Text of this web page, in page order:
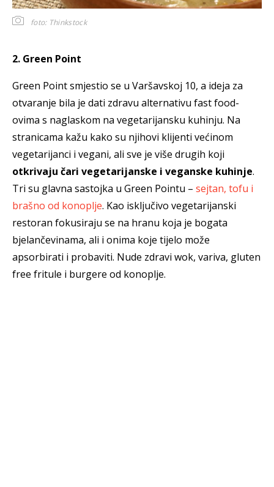
foto: Thinkstock
2. Green Point
Green Point smjestio se u Varšavskoj 10, a ideja za
otvaranje bila je dati zdravu alternativu fast food-
ovima s naglaskom na vegetarijansku kuhinju. Na
stranicama kažu kako su njihovi klijenti većinom
vegetarijanci i vegani, ali sve je više drugih koji
otkrivaju čari vegetarijanske i veganske kuhinje.
Tri su glavna sastojka u Green Pointu – sejtan, tofu i
brašno od konoplje. Kao isključivo vegetarijanski
restoran fokusiraju se na hranu koja je bogata
bjelančevinama, ali i onima koje tijelo može
apsorbirati i probaviti. Nude zdravi wok, variva, gluten
free fritule i burgere od konoplje.